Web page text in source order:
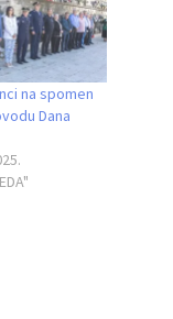
na spomen
Dana